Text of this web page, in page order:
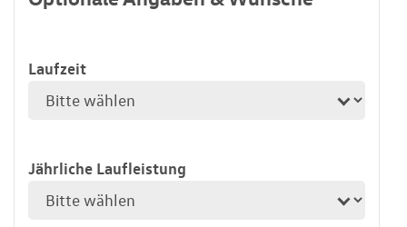
Laufzeit
Jährliche Laufleistung